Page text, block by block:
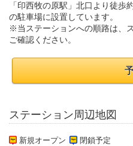
「印西牧の原駅」北口より徒歩
の駐車場に設置しています。
※当ステーションへの順路は、
ご確認ください。
ステーション周辺地図
新規オープン 閉鎖予定